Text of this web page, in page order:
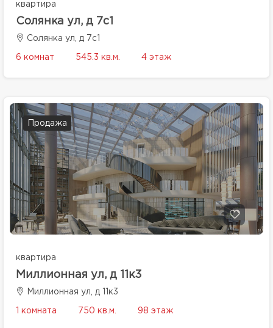
квартира
Солянка ул, д 7с1
Солянка ул, д 7с1
6 комнат 545.3 кв.м. 4 этаж
Продажа
квартира
Миллионная ул, д 11к3
Миллионная ул, д 11к3
1 комната 750 кв.м. 98 этаж